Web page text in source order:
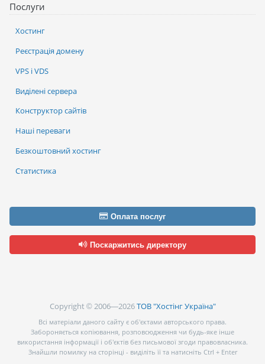
Послуги
Хостинг
Реєстрація домену
VPS і VDS
Виділені сервера
Конструктор сайтів
Наші переваги
Безкоштовний хостинг
Статистика
Оплата послуг
Поскаржитись директору
Copyright © 2006—2026ТОВ "Хостінг Україна"
Всі матеріали даного сайту є об’єктами авторського права.
Забороняється копіювання, розповсюдження чи будь-яке інше
використання інформації і об’єктів без письмової згоди правовласника.
Знайшли помилку на сторінці - виділіть її та натисніть Ctrl + Enter